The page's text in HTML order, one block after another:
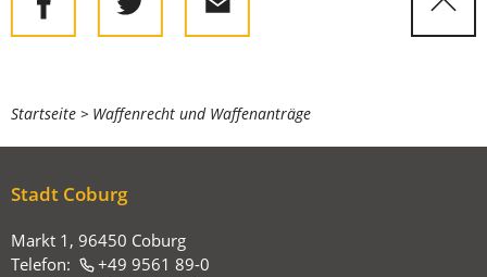
Sie
befinden
sich
Startseite Waffenrecht und Waffenanträge
Stadt Coburg
Markt 1, 96450 Coburg
Telefon:
+49 9561 89-0